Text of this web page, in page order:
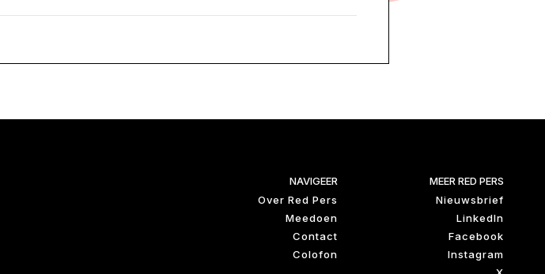
NAVIGEER
Over Red Pers
Meedoen
Contact
Colofon
MEER RED PERS
Nieuwsbrief
LinkedIn
Facebook
Instagram